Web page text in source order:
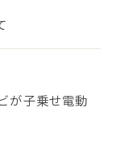
が子乗せ電動